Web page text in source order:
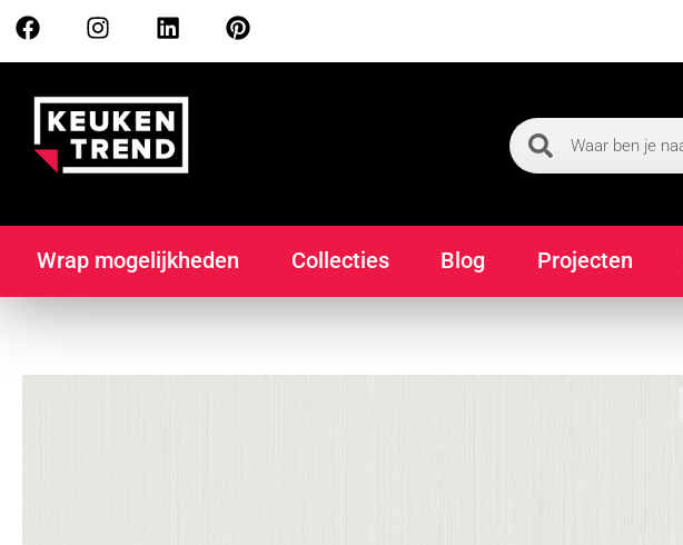
Wrap mogelijkheden Collecties Blog Projecten